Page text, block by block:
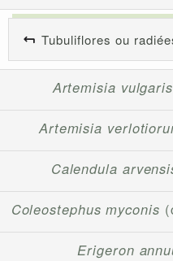
Tubuliflores ou
Artemisia vulgaris
Artemisia
Calendula
Coleostephus myconis
Erigeron